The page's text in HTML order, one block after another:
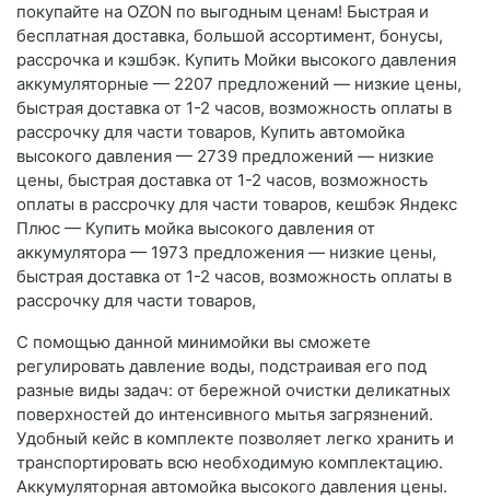
покупайте на OZON по выгодным ценам! Быстрая и
бесплатная доставка, большой ассортимент, бонусы,
рассрочка и кэшбэк. Купить Мойки высокого давления
аккумуляторные — 2207 предложений — низкие цены,
быстрая доставка от 1-2 часов, возможность оплаты в
рассрочку для части товаров, Купить автомойка
высокого давления — 2739 предложений — низкие
цены, быстрая доставка от 1-2 часов, возможность
оплаты в рассрочку для части товаров, кешбэк Яндекс
Плюс — Купить мойка высокого давления от
аккумулятора — 1973 предложения — низкие цены,
быстрая доставка от 1-2 часов, возможность оплаты в
рассрочку для части товаров,
С помощью данной минимойки вы сможете
регулировать давление воды, подстраивая его под
разные виды задач: от бережной очистки деликатных
поверхностей до интенсивного мытья загрязнений.
Удобный кейс в комплекте позволяет легко хранить и
транспортировать всю необходимую комплектацию.
Аккумуляторная автомойка высокого давления цены.